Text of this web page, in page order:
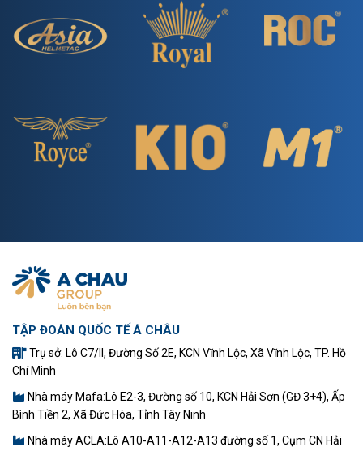
TẬP ĐOÀN QUỐC TẾ Á CHÂU
Trụ sở: Lô C7/II, Đường Số 2E, KCN Vĩnh Lộc, Xã Vĩnh Lộc, TP. Hồ
Chí Minh
Nhà máy Mafa:Lô E2-3, Đường số 10, KCN Hải Sơn (GĐ 3+4), Ấp
Bình Tiền 2, Xã Đức Hòa, Tỉnh Tây Ninh
Nhà máy ACLA:Lô A10-A11-A12-A13 đường số 1, Cụm CN Hải